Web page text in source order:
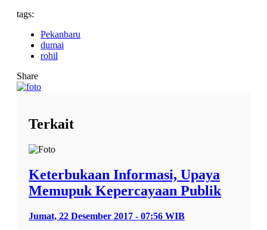
tags:
Pekanbaru
dumai
rohil
Share
Terkait
Keterbukaan Informasi, Upaya
Memupuk Kepercayaan Publik
Jumat, 22 Desember 2017 - 07:56 WIB